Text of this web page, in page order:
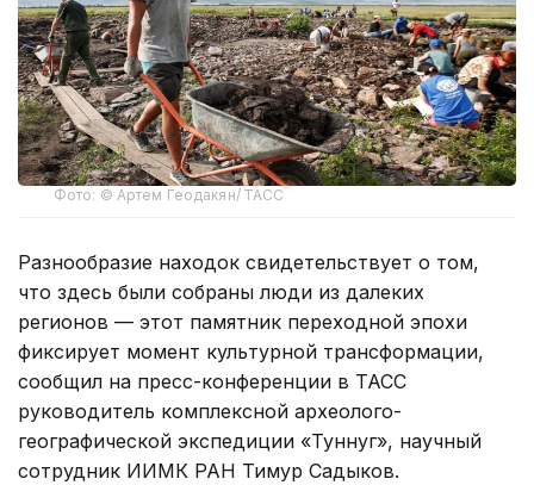
Фото: © Артем Геодакян/ ТАСС
Разнообразие находок свидетельствует о том,
что здесь были собраны люди из далеких
регионов — этот памятник переходной эпохи
фиксирует момент культурной трансформации,
сообщил на пресс-конференции в ТАСС
руководитель комплексной археолого-
географической экспедиции «Туннуг», научный
сотрудник ИИМК РАН Тимур Садыков.